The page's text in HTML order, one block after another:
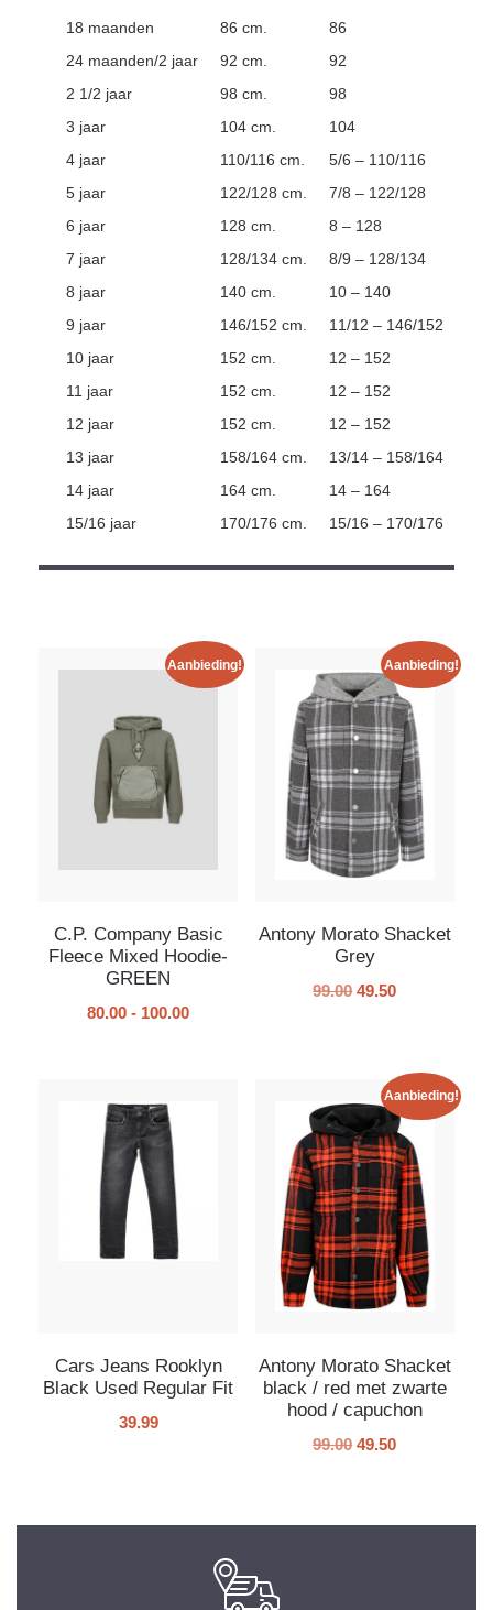
18 maanden
86 cm.
86
24 maanden/2 jaar
92 cm.
92
2 1/2 jaar
98 cm.
98
3 jaar
104 cm.
104
4 jaar
110/116 cm.
5/6 – 110/116
5 jaar
122/128 cm.
7/8 – 122/128
6 jaar
128 cm.
8 – 128
7 jaar
128/134 cm.
8/9 – 128/134
8 jaar
140 cm.
10 – 140
9 jaar
146/152 cm.
11/12 – 146/152
10 jaar
152 cm.
12 – 152
11 jaar
152 cm.
12 – 152
12 jaar
152 cm.
12 – 152
13 jaar
158/164 cm.
13/14 – 158/164
14 jaar
164 cm.
14 – 164
15/16 jaar
170/176 cm. 15/16 – 170/176
Aanbieding!
C.P. Company Basic
Fleece Mixed Hoodie-
GREEN
80.00 - 100.00
Aanbieding!
Antony Morato Shacket
Grey
99.00 49.50
Cars Jeans Rooklyn
Black Used Regular Fit
39.99
Aanbieding!
Antony Morato Shacket
black / red met zwarte
hood / capuchon
99.00 49.50